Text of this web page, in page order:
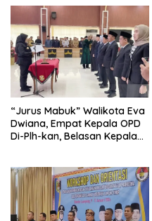
“Jurus Mabuk” Walikota Eva
Dwiana, Empat Kepala OPD
Di-Plh-kan, Belasan Kepala